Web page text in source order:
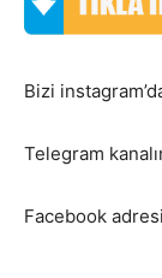
Bizi
Telegram
Facebook